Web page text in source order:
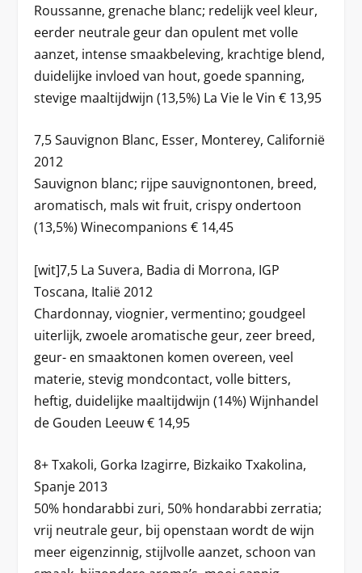
Roussanne, grenache blanc; redelijk veel kleur,
eerder neutrale geur dan opulent met volle
aanzet, intense smaakbeleving, krachtige blend,
duidelijke invloed van hout, goede spanning,
stevige maaltijdwijn (13,5%) La Vie le Vin € 13,95
7,5 Sauvignon Blanc, Esser, Monterey, Californië
2012
Sauvignon blanc; rijpe sauvignontonen, breed,
aromatisch, mals wit fruit, crispy ondertoon
(13,5%) Winecompanions € 14,45
[wit]7,5 La Suvera, Badia di Morrona, IGP
Toscana, Italië 2012
Chardonnay, viognier, vermentino; goudgeel
uiterlijk, zwoele aromatische geur, zeer breed,
geur- en smaaktonen komen overeen, veel
materie, stevig mondcontact, volle bitters,
heftig, duidelijke maaltijdwijn (14%) Wijnhandel
de Gouden Leeuw € 14,95
8+ Txakoli, Gorka Izagirre, Bizkaiko Txakolina,
Spanje 2013
50% hondarabbi zuri, 50% hondarabbi zerratia;
vrij neutrale geur, bij openstaan wordt de wijn
meer eigenzinnig, stijlvolle aanzet, schoon van